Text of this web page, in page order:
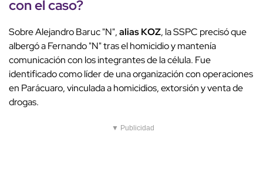
con el caso?
Sobre Alejandro Baruc "N",alias KOZ, la SSPC precisó que
albergó a Fernando "N" tras el homicidio y mantenía
comunicación con los integrantes de la célula. Fue
identificado como líder de una organización con operaciones
en Parácuaro, vinculada a homicidios, extorsión y venta de
drogas.
▼ Publicidad